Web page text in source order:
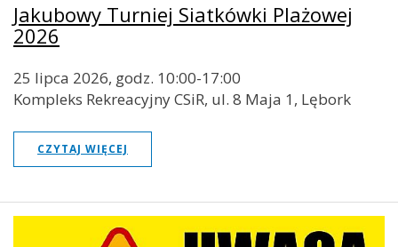
Jakubowy Turniej Siatkówki Plażowej
2026
25 lipca 2026, godz. 10:00-17:00
Kompleks Rekreacyjny CSiR, ul. 8 Maja 1, Lębork
CZYTAJ WIĘCEJ